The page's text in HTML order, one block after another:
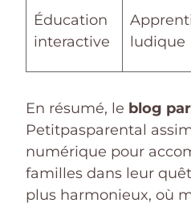
Éducation
interactive
ludique
En résumé, le blog
Petitpasparental
numérique pour
familles dans leur
plus harmonieux, où